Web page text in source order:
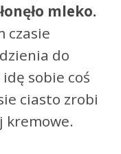
mleko.
czasie
do
sobie coś
ciasto zrobi
kremowe.